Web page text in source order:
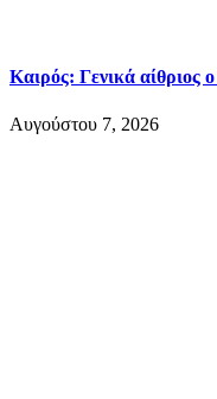
Καιρός: Γενικά αίθριος
Αυγούστου 7, 2026